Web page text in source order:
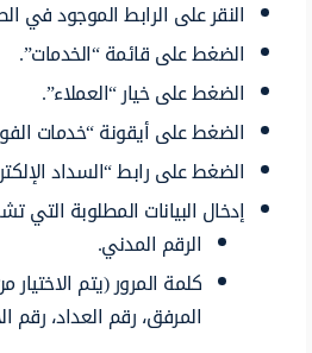
النقر على الرابط الموجود في
الضغط على قائمة “الخدمات”.
الضغط على خيار “العملاء”.
الضغط على أيقونة “خدمات
الضغط على رابط “السداد
إدخال البيانات المطلوبة التي
الرقم المدني.
كلمة المرور (يتم
المرفق، رقم العداد، رقم